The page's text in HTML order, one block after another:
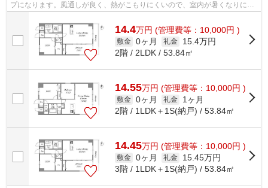
プになります。風通しが良く、熱がこもりにくいので、室内が暑くなりにく
14.4万円 (管理費等：10,000円 )
敷金 0ヶ月 礼金
15.4万円
2階 / 2LDK / 53.84㎡
14.55万円 (管理費等：10,000円 )
敷金 0ヶ月 礼金
1ヶ月
2階 / 1LDK＋1S(納戸) / 53.84㎡
14.45万円 (管理費等：10,000円 )
敷金 0ヶ月 礼金
15.45万円
3階 / 1LDK＋1S(納戸) / 53.84㎡